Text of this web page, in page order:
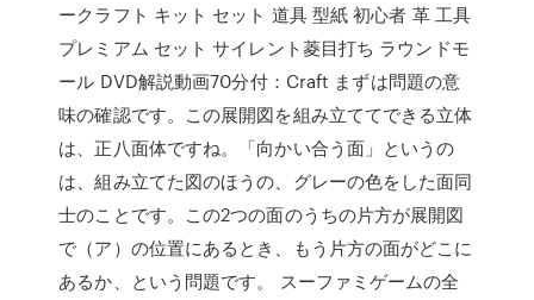
ークラフト キット セット 道具 型紙 初心者 革 工具
プレミアム セット サイレント菱目打ち ラウンドモ
ール DVD解説動画70分付：Craft まずは問題の意
味の確認です。この展開図を組み立ててできる立体
は、正八面体ですね。「向かい合う面」というの
は、組み立てた図のほうの、グレーの色をした面同
士のことです。この2つの面のうちの片方が展開図
で（ア）の位置にあるとき、もう片方の面がどこに
あるか、という問題です。 スーファミゲームの全